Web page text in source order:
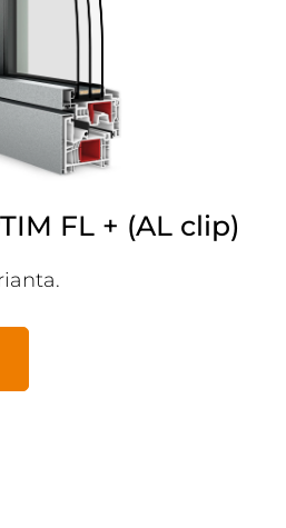
FL + (AL clip)